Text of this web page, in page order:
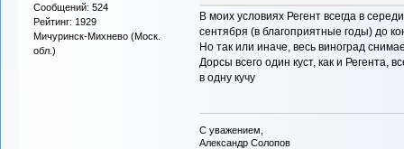
Сообщений: 524
Рейтинг: 1929
Мичуринск-Михнево (Моск.
обл.)
В моих условиях Регент всегда в
сентября (в благоприятные годы) до
Но так или иначе, весь виноград
Дорсы всего один куст, как и Регента,
в одну кучу
С уважением,
Александр Солопов